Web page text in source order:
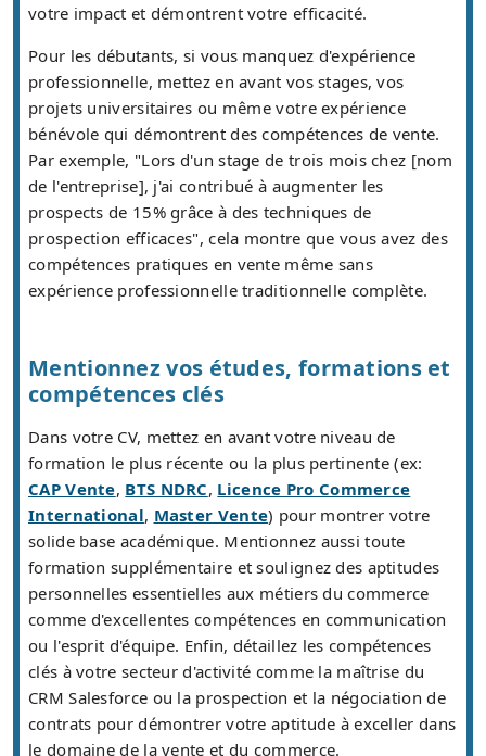
votre impact et démontrent votre efficacité.
Pour les débutants, si vous manquez d'expérience
professionnelle, mettez en avant vos stages, vos
projets universitaires ou même votre expérience
bénévole qui démontrent des compétences de vente.
Par exemple, "Lors d'un stage de trois mois chez [nom
de l'entreprise], j'ai contribué à augmenter les
prospects de 15% grâce à des techniques de
prospection efficaces", cela montre que vous avez des
compétences pratiques en vente même sans
expérience professionnelle traditionnelle complète.
Mentionnez vos études, formations et
compétences clés
Dans votre CV, mettez en avant votre niveau de
formation le plus récente ou la plus pertinente (ex:
CAP Vente, BTS NDRC, Licence Pro Commerce
International, Master Vente) pour montrer votre
solide base académique. Mentionnez aussi toute
formation supplémentaire et soulignez des aptitudes
personnelles essentielles aux métiers du commerce
comme d'excellentes compétences en communication
ou l'esprit d'équipe. Enfin, détaillez les compétences
clés à votre secteur d'activité comme la maîtrise du
CRM Salesforce ou la prospection et la négociation de
contrats pour démontrer votre aptitude à exceller dans
le domaine de la vente et du commerce.